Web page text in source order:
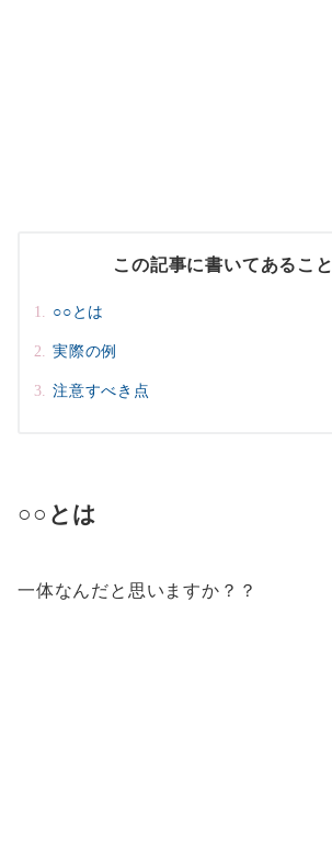
この記事に書いてあること
○○とは
実際の例
注意すべき点
○○とは
一体なんだと思いますか？？